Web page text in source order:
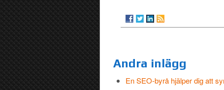
Andra inlägg
En SEO-byrå hjälper dig att